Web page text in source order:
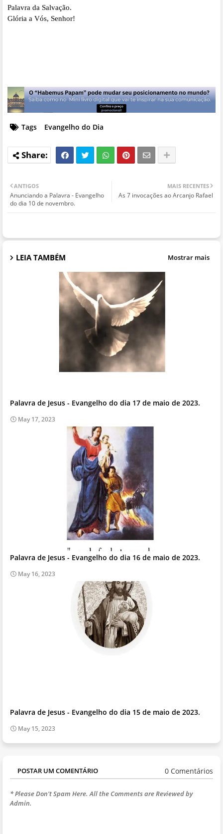
Palavra da Salvação.
Glória a Vós, Senhor!
Tags Evangelho do Dia
MAIS RECENTES
As 7 invocações ao Arcanjo Rafael
ANTIGOS
Anunciando a Palavra - Evangelho
do dia 10 de novembro.
LEIA TAMBÉM Mostrar mais
Palavra de Jesus - Evangelho do dia 17 de maio de 2023.
May 17, 2023
Palavra de Jesus - Evangelho do dia 16 de maio de 2023.
May 16, 2023
Palavra de Jesus - Evangelho do dia 15 de maio de 2023.
May 15, 2023
POSTAR UM COMENTÁRIO 0 Comentários
* Please Don't Spam Here. All the Comments are Reviewed by
Admin.